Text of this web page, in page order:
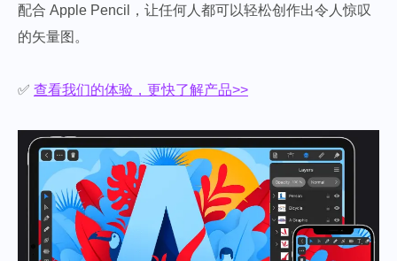
配合 Apple Pencil，让任何人都可以轻松创作出令人惊叹
的矢量图。
✅ 查看我们的体验，更快了解产品>>